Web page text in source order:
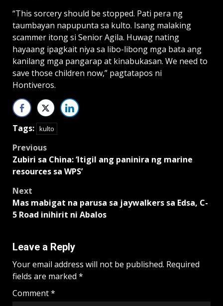
“This sorcery should be stopped. Pati pera ng
taumbayan napupunta sa kulto. Isang malaking
scammer itong si Senior Agila. Huwag nating
hayaang ipagkait niya sa libo-libong mga bata ang
kanilang mga pangarap at kinabukasan. We need to
save those children now,” pagtatapos ni
Hontiveros.
Tags: kulto
Post
navigation
Previous
Zubiri sa China: ‘Itigil ang paninira ng marine
resources sa WPS’
Next
Mas mabigat na parusa sa jaywalkers sa Edsa, C-
5 Road inihirit ni Abalos
Leave a Reply
Your email address will not be published. Required
fields are marked *
Comment*